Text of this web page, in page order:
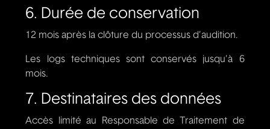
6. Durée de conservation
12 mois après la clôture du processus d’audition.
Les logs techniques sont conservés jusqu’à 6
mois.
7. Destinataires des données
Accès limité au Responsable de Traitement de